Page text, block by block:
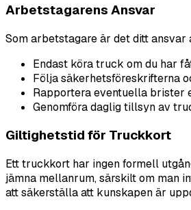
Arbetstagarens Ansvar
Som arbetstagare är det ditt ansvar
Endast köra truck om du har
Följa säkerhetsföreskrifterna
Rapportera eventuella
Genomföra daglig tillsyn av
Giltighetstid för Truckkort
Ett truckkort har ingen formell
jämna mellanrum, särskilt om man
att säkerställa att kunskapen är